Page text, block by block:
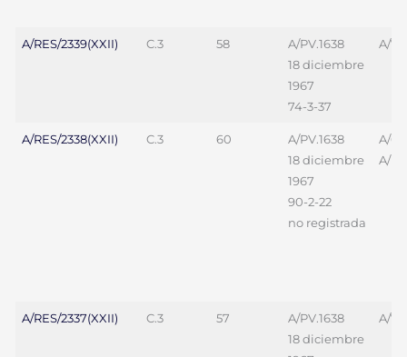
A/RES/2339(XXII) C.3 58
A/PV.1638
18 diciembre
1967
74-3-37
A/
A/RES/2338(XXII) C.3 60
A/PV.1638
18 diciembre
1967
90-2-22
no registrada
A/
A/
A/RES/2337(XXII) C.3 57
A/PV.1638
18 diciembre
A/